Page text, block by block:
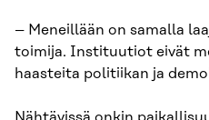
– Meneillään on samalla
toimija. Instituutiot eivät
haasteita politiikan ja